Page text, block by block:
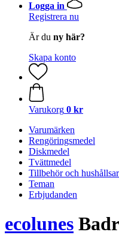
Logga in
Registrera nu
Är du ny här?
Skapa konto
Varukorg 0 kr
Varumärken
Rengöringsmedel
Diskmedel
Tvättmedel
Tillbehör och
Teman
Erbjudanden
ecolunes